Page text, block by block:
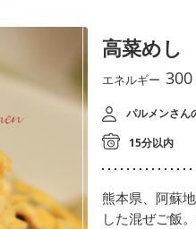
高菜めし
エネルギー 300
パルメンさん
15分以内
熊本県、阿蘇
した混ぜご飯